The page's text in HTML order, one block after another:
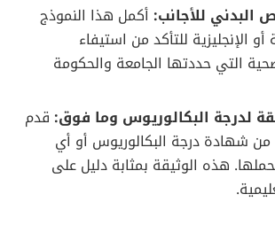
البدني للأجانب: أكمل هذا النموذج
أو الإنجليزية للتأكد من استيفاء
التي حددتها الجامعة والحكومة
لدرجة البكالوريوس وما فوق: قدم
شهادة درجة البكالوريوس أو أي
هذه الوثيقة بمثابة دليل على